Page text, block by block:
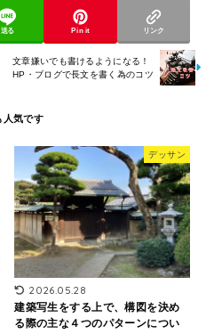
送る Pin it リンク
文章嫌いでも書けるようになる！
HP・ブログで長文を書く為のコツ
デッサン
2026.05.28
建築写生をする上で、構図を決め
る際の主な４つのパターンについ